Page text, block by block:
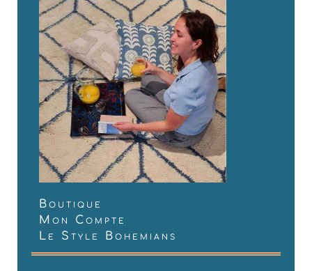
Boutique
Mon Compte
Le Style Bohemians